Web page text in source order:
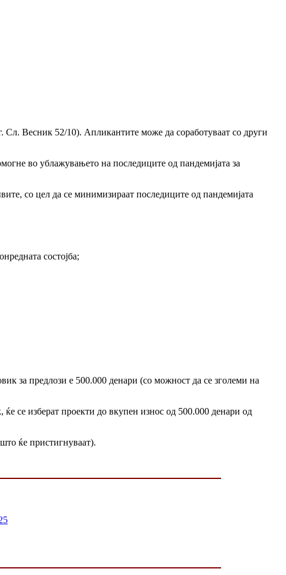
Сл. Весник 52/10). Апликантите може да соработуваат со други
во ублажувањето на последиците од пандемијата за
со цел да се минимизираат последиците од пандемијата
состојба;
за предлози е 500.000 денари (со можност да се зголеми на
ќе се изберат проекти до вкупен износ од 500.000 денари од
ќе пристигнуваат).